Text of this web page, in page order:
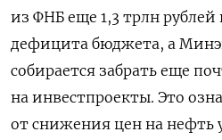
из ФНБ еще 1,3 трлн
дефицита бюджета, а
собирается забрать еще
на инвестпроекты. Это
от снижения цен на нефть